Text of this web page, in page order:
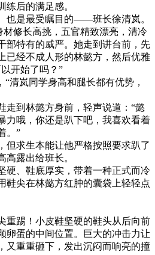
练后的满足感。
也是最受瞩目的——班长徐清岚。
材修长高挑，五官精致漂亮，清冷
部特有的威严。她走到讲台前，先
已经不成人形的林懿方，然后优雅
开始了吗？”
清岚同学身高和腿长都有优势，
走到林懿方身前，轻声说道：“懿
力哦，你还是趴下吧，我喜欢看着
。”
但求生本能让他严格按照要求趴了
高露出给班长。
硬、鞋底厚实，带着一种正式而冷
鞋尖在林懿方红肿的囊袋上轻轻点
重踢！小皮鞋坚硬的鞋头从后向前
卵蛋的中间位置。巨大的冲击力让
又重重砸下，发出沉闷而响亮的撞